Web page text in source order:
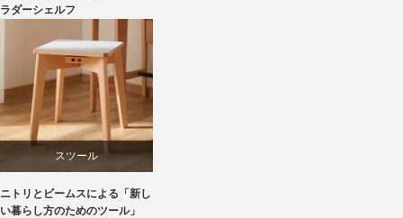
ビーチ
ライフスタイル
家具
ラダーシェルフ
スツール
ニトリ
ニトリとビームスによる「新し
い暮らし方のためのツール」